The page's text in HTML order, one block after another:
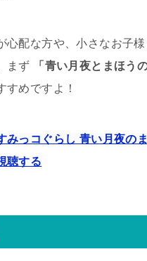
心配な方や、小さなお子
まず
「青い月夜とまほうの
すめですよ！
みっコぐらし 青い月夜の
聴する